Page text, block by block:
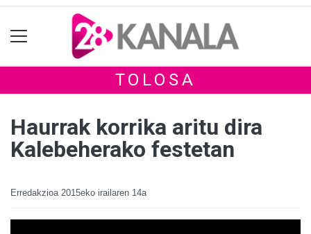
TOLOSA
Haurrak korrika aritu dira
Kalebeherako festetan
Erredakzioa 2015eko irailaren 14a